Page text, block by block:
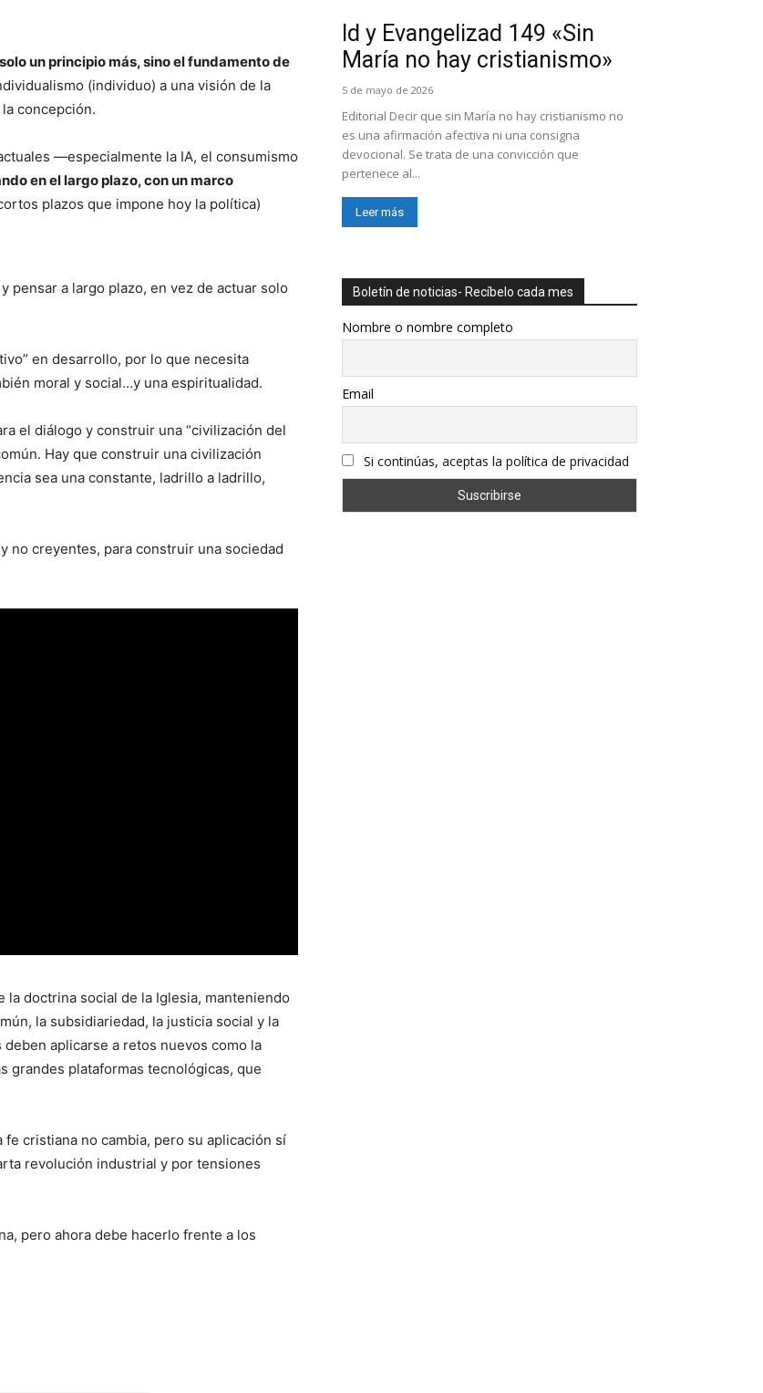
un principio más, sino el fundamento de
(individuo) a una visión de la
concepción.
—especialmente la IA, el consumismo
en el largo plazo, con un marco
plazos que impone hoy la política)
pensar a largo plazo, en vez de actuar solo
en desarrollo, por lo que necesita
moral y social…y una espiritualidad.
el diálogo y construir una “civilización del
Hay que construir una civilización
sea una constante, ladrillo a ladrillo,
no creyentes, para construir una sociedad
la doctrina social de la Iglesia, manteniendo
la subsidiariedad, la justicia social y la
aplicarse a retos nuevos como la
grandes plataformas tecnológicas, que
cristiana no cambia, pero su aplicación sí
revolución industrial y por tensiones
pero ahora debe hacerlo frente a los
Id y Evangelizad 149 «Sin
María no hay cristianismo»
5 de mayo de 2026
Editorial Decir que sin María no hay cristianismo no
es una afirmación afectiva ni una consigna
devocional. Se trata de una convicción que
pertenece al...
Leer más
Boletín de noticias- Recíbelo cada mes
Nombre o nombre completo
Email
Si continúas, aceptas la política de privacidad